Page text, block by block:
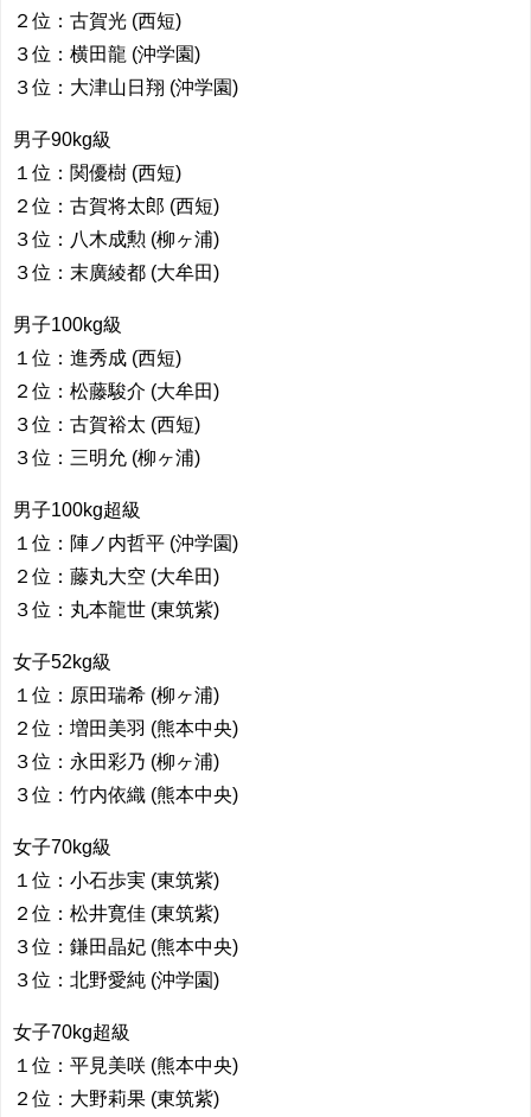
２位：古賀光 (西短)
３位：横田龍 (沖学園)
３位：大津山日翔 (沖学園)
男子90kg級
１位：関優樹 (西短)
２位：古賀将太郎 (西短)
３位：八木成勲 (柳ヶ浦)
３位：末廣綾都 (大牟田)
男子100kg級
１位：進秀成 (西短)
２位：松藤駿介 (大牟田)
３位：古賀裕太 (西短)
３位：三明允 (柳ヶ浦)
男子100kg超級
１位：陣ノ内哲平 (沖学園)
２位：藤丸大空 (大牟田)
３位：丸本龍世 (東筑紫)
女子52kg級
１位：原田瑞希 (柳ヶ浦)
２位：増田美羽 (熊本中央)
３位：永田彩乃 (柳ヶ浦)
３位：竹内依織 (熊本中央)
女子70kg級
１位：小石歩実 (東筑紫)
２位：松井寛佳 (東筑紫)
３位：鎌田晶妃 (熊本中央)
３位：北野愛純 (沖学園)
女子70kg超級
１位：平見美咲 (熊本中央)
２位：大野莉果 (東筑紫)